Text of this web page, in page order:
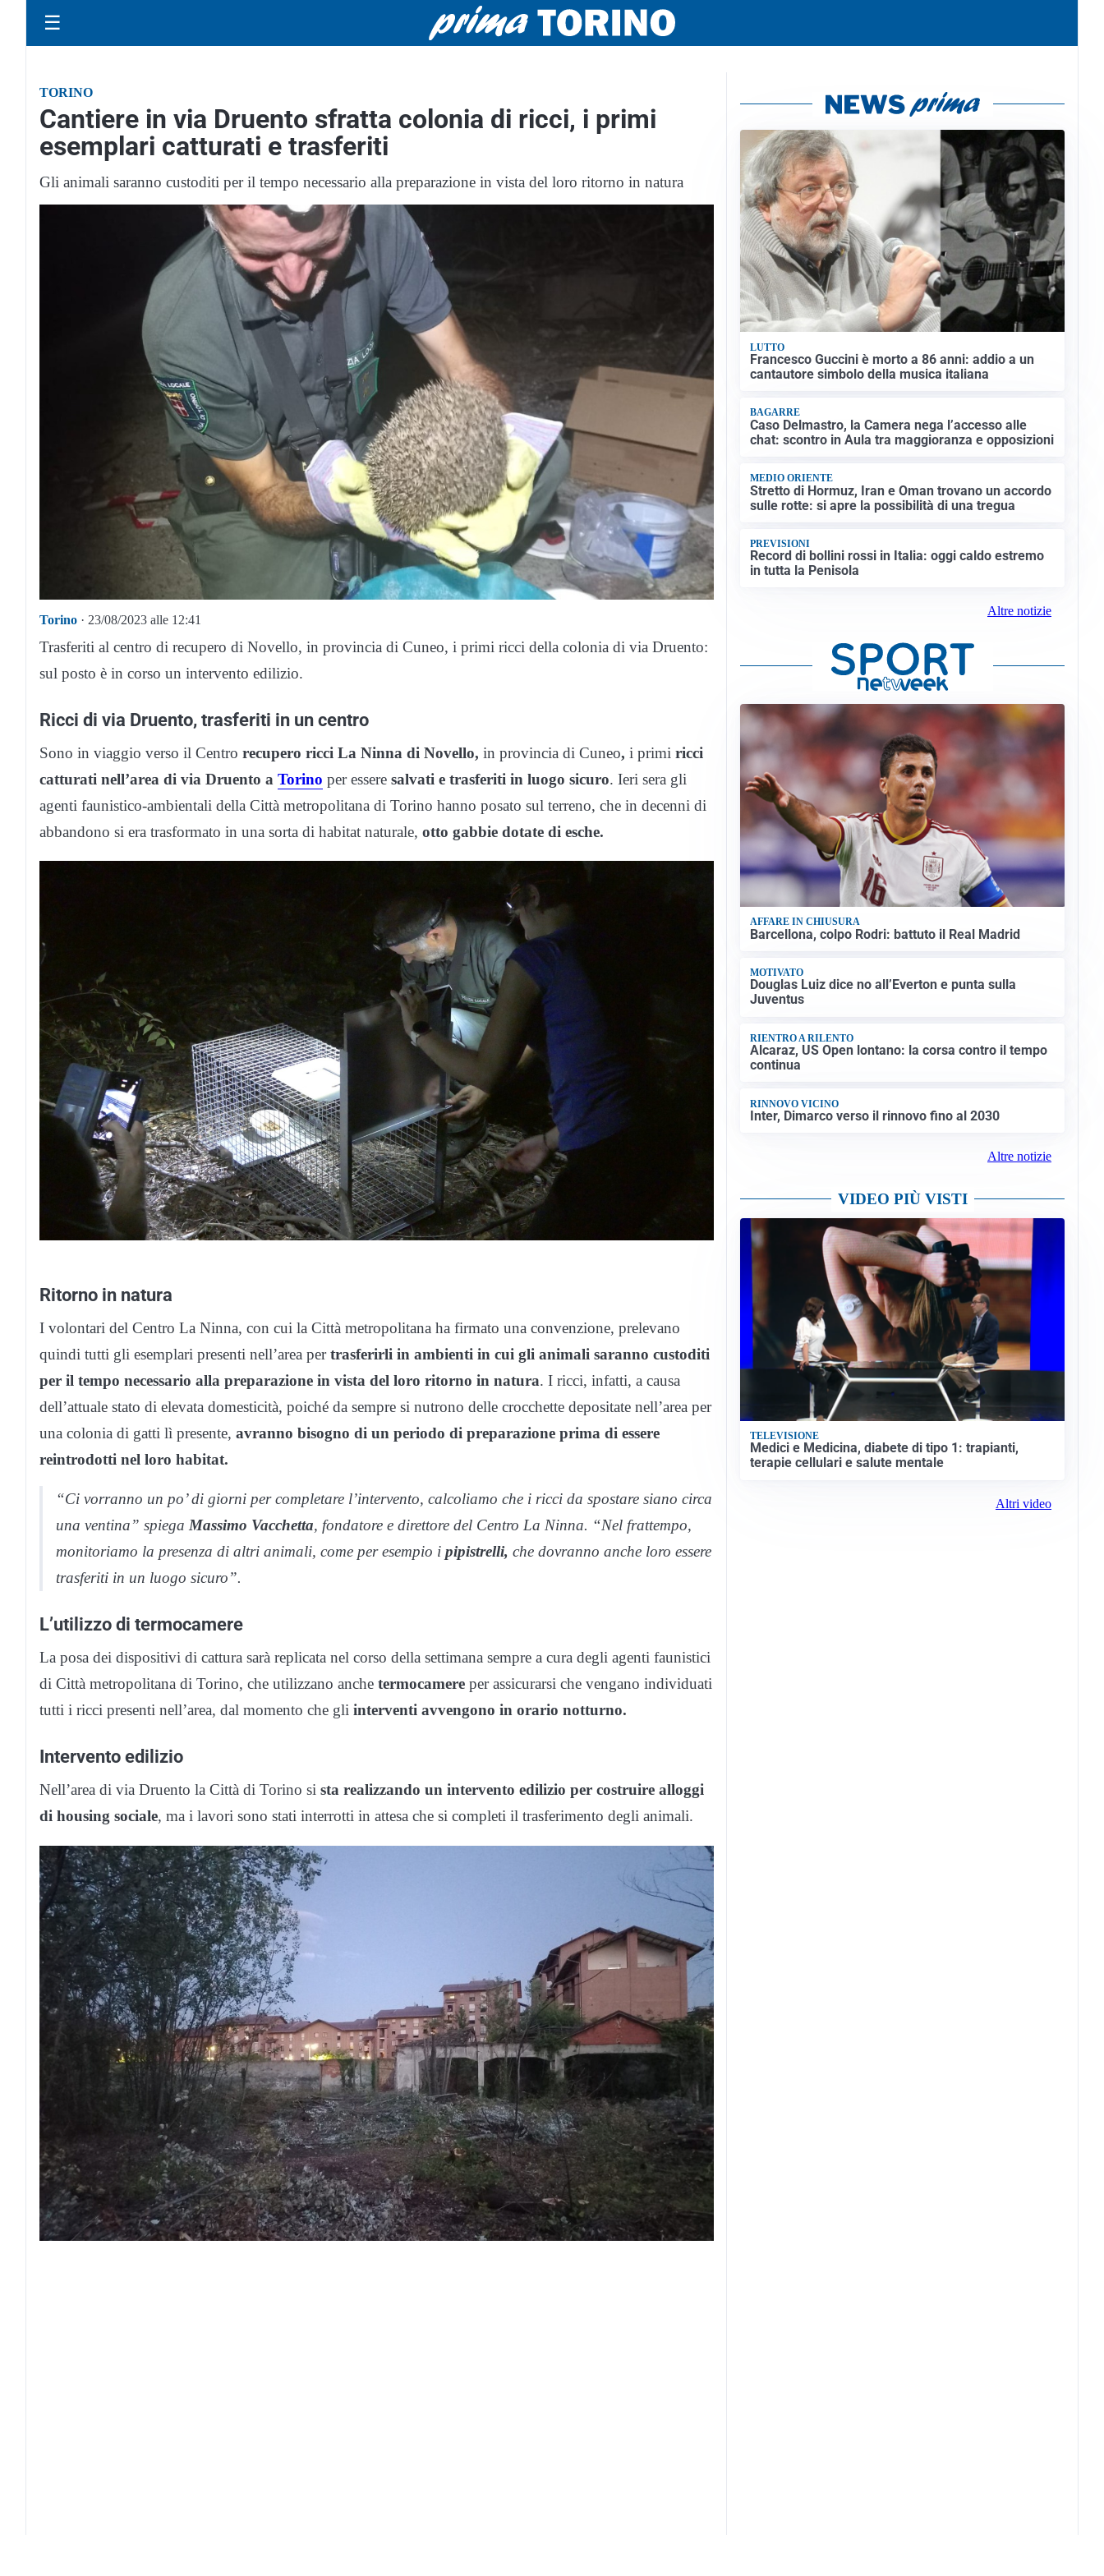
☰
TORINO
Cantiere in via Druento sfratta colonia di ricci, i primi
esemplari catturati e trasferiti
Gli animali saranno custoditi per il tempo necessario alla preparazione in vista del loro ritorno in natura
Torino · 23/08/2023 alle 12:41
Trasferiti al centro di recupero di Novello, in provincia di Cuneo, i primi ricci della colonia di via Druento:
sul posto è in corso un intervento edilizio.
Ricci di via Druento, trasferiti in un centro
Sono in viaggio verso il Centro recupero ricci La Ninna di Novello, in provincia di Cuneo, i primi ricci
catturati nell’area di via Druento a Torino per essere salvati e trasferiti in luogo sicuro. Ieri sera gli
agenti faunistico-ambientali della Città metropolitana di Torino hanno posato sul terreno, che in decenni di
abbandono si era trasformato in una sorta di habitat naturale, otto gabbie dotate di esche.
Ritorno in natura
I volontari del Centro La Ninna, con cui la Città metropolitana ha firmato una convenzione, prelevano
quindi tutti gli esemplari presenti nell’area pertrasferirli in ambienti in cui gli animali saranno custoditi
per il tempo necessario alla preparazione in vista del loro ritorno in natura. I ricci, infatti, a causa
dell’attuale stato di elevata domesticità, poiché da sempre si nutrono delle crocchette depositate nell’area per
una colonia di gatti lì presente, avranno bisogno di un periodo di preparazione prima di essere
reintrodotti nel loro habitat.
“Ci vorranno un po’ di giorni per completare l’intervento, calcoliamo che i ricci da spostare siano circa
una ventina” spiegaMassimo Vacchetta, fondatore e direttore del Centro La Ninna. “Nel frattempo,
monitoriamo la presenza di altri animali, come per esempio i pipistrelli, che dovranno anche loro essere
trasferiti in un luogo sicuro”.
L’utilizzo di termocamere
La posa dei dispositivi di cattura sarà replicata nel corso della settimana sempre a cura degli agenti faunistici
di Città metropolitana di Torino, che utilizzano anche termocamere per assicurarsi che vengano individuati
tutti i ricci presenti nell’area, dal momento che gli interventi avvengono in orario notturno.
Intervento edilizio
Nell’area di via Druento la Città di Torino si sta realizzando un intervento edilizio per costruire alloggi
di housing sociale, ma i lavori sono stati interrotti in attesa che si completi il trasferimento degli animali.
LUTTO
Francesco Guccini è morto a 86 anni: addio a un
cantautore simbolo della musica italiana
BAGARRE
Caso Delmastro, la Camera nega l’accesso alle
chat: scontro in Aula tra maggioranza e opposizioni
MEDIO ORIENTE
Stretto di Hormuz, Iran e Oman trovano un accordo
sulle rotte: si apre la possibilità di una tregua
PREVISIONI
Record di bollini rossi in Italia: oggi caldo estremo
in tutta la Penisola
Altre notizie
AFFARE IN CHIUSURA
Barcellona, colpo Rodri: battuto il Real Madrid
MOTIVATO
Douglas Luiz dice no all’Everton e punta sulla
Juventus
RIENTRO A RILENTO
Alcaraz, US Open lontano: la corsa contro il tempo
continua
RINNOVO VICINO
Inter, Dimarco verso il rinnovo fino al 2030
Altre notizie
VIDEO PIÙ VISTI
TELEVISIONE
Medici e Medicina, diabete di tipo 1: trapianti,
terapie cellulari e salute mentale
Altri video